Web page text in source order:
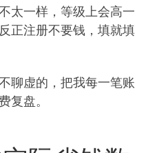
太一样，等级上会高一
正注册不要钱，填就填
聊虚的，把我每一笔账
复盘。